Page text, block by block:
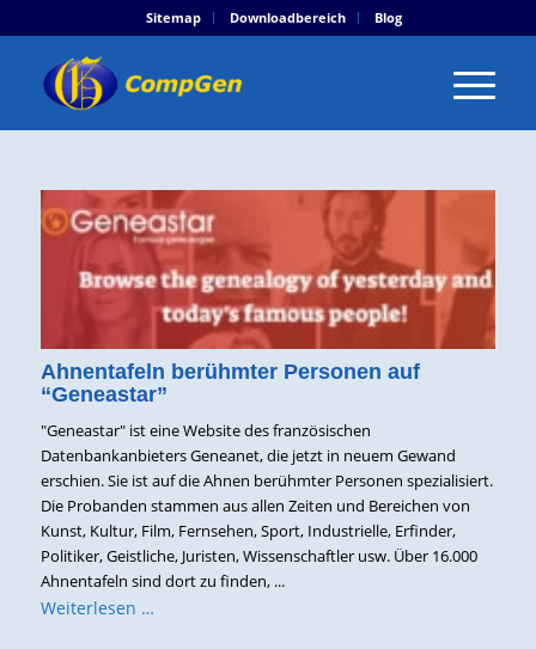
Sitemap Downloadbereich Blog
Ahnentafeln berühmter Personen auf
“Geneastar”
"Geneastar" ist eine Website des französischen
Datenbankanbieters Geneanet, die jetzt in neuem Gewand
erschien. Sie ist auf die Ahnen berühmter Personen spezialisiert.
Die Probanden stammen aus allen Zeiten und Bereichen von
Kunst, Kultur, Film, Fernsehen, Sport, Industrielle, Erfinder,
Politiker, Geistliche, Juristen, Wissenschaftler usw. Über 16.000
Ahnentafeln sind dort zu finden, ...
Weiterlesen …